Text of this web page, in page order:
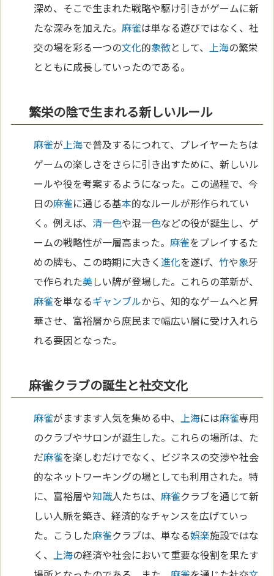
深め、そこで生まれた戦略や駆け引きがゲームに新
たな深みを加えた。麻雀は単なる遊びではなく、社
交の場を彩る一つの文化的象徴として、上海の繁栄
とともに成長していったのである。
繁栄の陰で生まれる新しいルール
麻雀が上海で普及するにつれて、プレイヤーたちは
ゲームの楽しさをさらに引き出すために、新しいル
ールや役を考案するようになった。この過程で、今
日の麻雀に通じる基本的なルールが形作られてい
く。例えば、 清一色や混一色などの役が誕生し、ゲ
ームの戦略性が一層高まった。麻雀をプレイするた
めの牌も、この時期に大きく進化を遂げ、竹や象牙
で作られた美しい牌が登場した。これらの革新が、
麻雀を単なるギャンブルから、知的なゲームへと昇
華させ、富裕層から庶民まで幅広い層に受け入れら
れる要因となった。
麻雀クラブの誕生と社交文化
麻雀がますます人気を集める中、 上海には麻雀専用
のクラブやサロンが誕生した。これらの場所は、た
だ麻雀を楽しむだけでなく、ビジネスの交渉や社会
的なネットワーキングの場としても利用された。特
に、富裕層や知識人たちは、 麻雀クラブを通じて新
しい人脈を築き、経済的なチャンスを広げていっ
た。こうした麻雀クラブは、単なる娯楽施設ではな
く、
上海の経済や社会において重要な役割を果たす